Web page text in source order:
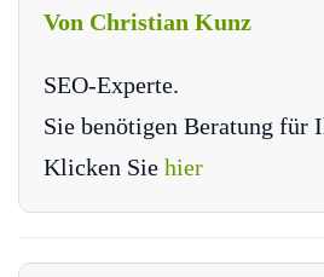
Von Christian Kunz
SEO-Experte.
Sie benötigen Beratung für
Klicken Sie hier